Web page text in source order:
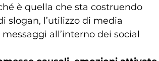
è quella che sta costruendo
slogan, l’utilizzo di media
all’interno dei social